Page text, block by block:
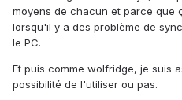
moyens de chacun et parce que
lorsqu'il y a des problème de
le PC.
Et puis comme wolfridge, je suis
possibilité de l'utiliser ou pas.